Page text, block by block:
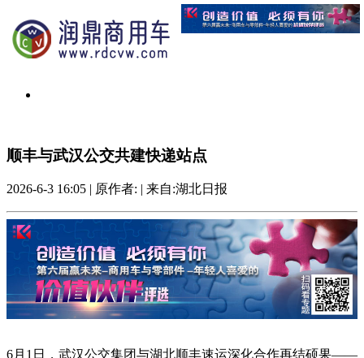
顺丰与武汉公交共建快递站点
2026-6-3 16:05 | 原作者: | 来自:湖北日报
6月1日，武汉公交集团与湖北顺丰速运深化合作再结硕果——